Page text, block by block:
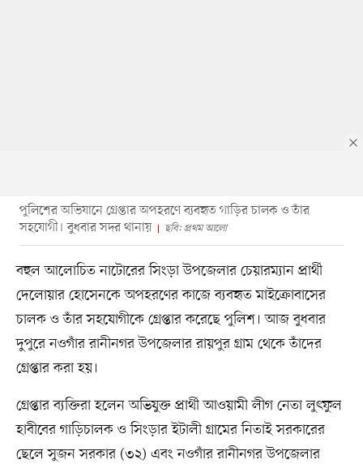
পুলিশের অভিযানে গ্রেপ্তার অপহরণে ব্যবহৃত গাড়ির চালক ও তাঁর
সহযোগী। বুধবার সদর থানায়
ছবি: প্রথম আলো
বহুল আলোচিত নাটোরের সিংড়া উপজেলার চেয়ারম্যান প্রার্থী
দেলোয়ার হোসেনকে অপহরণের কাজে ব্যবহৃত মাইক্রোবাসের
চালক ও তাঁর সহযোগীকে গ্রেপ্তার করেছে পুলিশ। আজ বুধবার
দুপুরে নওগাঁর রানীনগর উপজেলার রায়পুর গ্রাম থেকে তাঁদের
গ্রেপ্তার করা হয়।
গ্রেপ্তার ব্যক্তিরা হলেন অভিযুক্ত প্রার্থী আওয়ামী লীগ নেতা লুৎফুল
হাবীবের গাড়িচালক ও সিংড়ার ইটালী গ্রামের নিতাই সরকারের
ছেলে সুজন সরকার (৩২) এবং নওগাঁর রানীনগর উপজেলার